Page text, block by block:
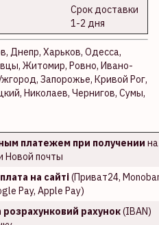
Срок доставки
1-2 дня
Днепр, Харьков, Одесса,
Житомир, Ровно, Ивано-
Запорожье, Кривой Рог,
Николаев, Чернигов, Сумы,
платежем при получении на
Новой почты
на сайті(Приват24,
Pay, Apple Pay)
розрахунковий рахунок(IBAN)